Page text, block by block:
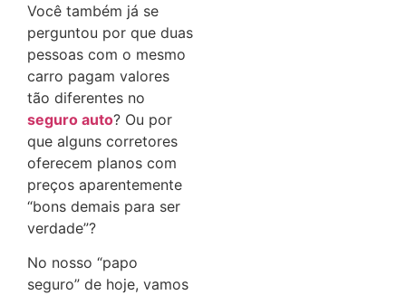
Você também já se
perguntou por que duas
pessoas com o mesmo
carro pagam valores
tão diferentes no
seguro auto? Ou por
que alguns corretores
oferecem planos com
preços aparentemente
“bons demais para ser
verdade”?
No nosso “papo
seguro” de hoje, vamos